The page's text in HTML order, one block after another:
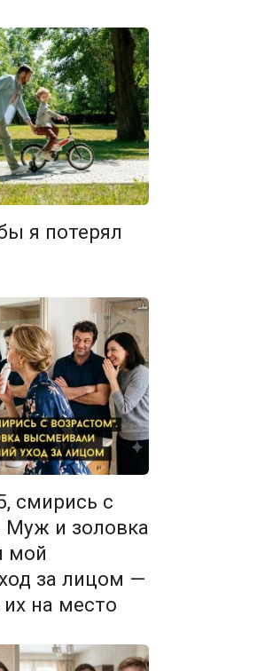
я потерял
смирись с
Муж и золовка
мой
за лицом —
на место